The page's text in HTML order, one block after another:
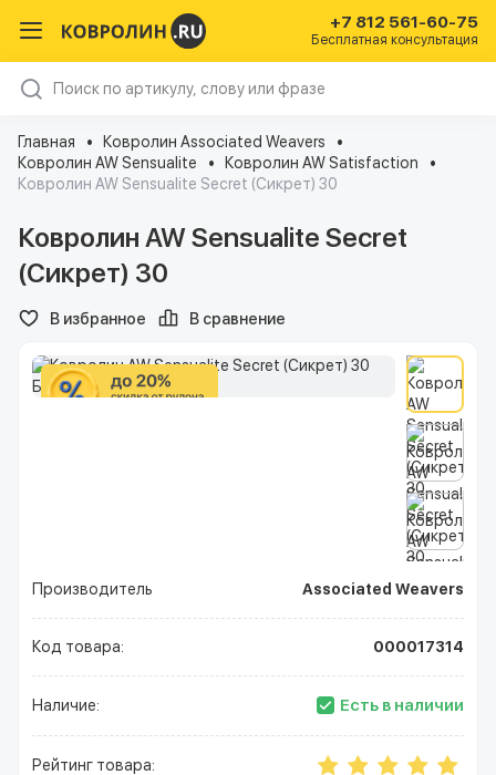
+7 812 561-60-75
Бесплатная консультация
Главная
Ковролин Associated Weavers
Ковролин AW Sensualite
Ковролин AW Satisfaction
Ковролин AW Sensualite Secret (Сикрет) 30
Ковролин AW Sensualite Secret
(Сикрет) 30
В избранное В сравнение
Производитель Associated Weavers
Код товара: 000017314
Наличие: Есть в наличии
Рейтинг товара: